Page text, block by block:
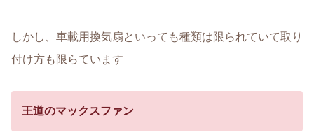
しかし、車載用換気扇といっても種類は限られていて取り
付け方も限らています
王道のマックスファン